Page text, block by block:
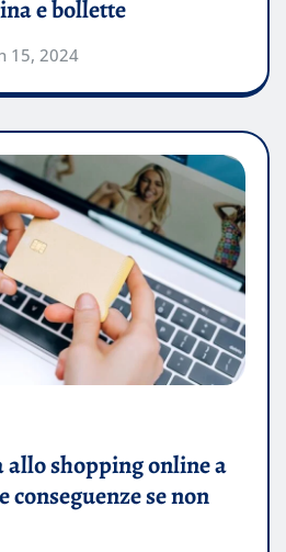
e bollette
15, 2024
allo shopping online a
conseguenze se non